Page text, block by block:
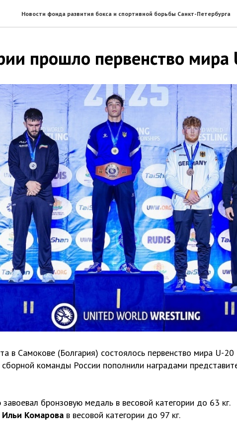
Новости фонда развития бокса и спортивной борьбы Санкт-Петербурга
прошло первенство мира
в Самокове (Болгария) состоялось первенство мира U-
сборной команды России пополнили наградами
завоевал бронзовую медаль в весовой категории до 63 кг.
Ильи Комарова в весовой категории до 97 кг.